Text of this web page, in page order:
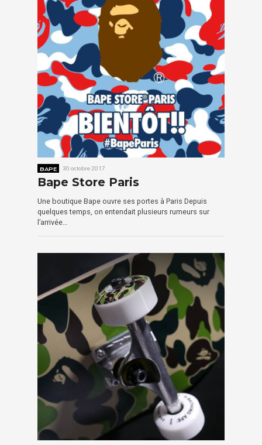
BAPE 30 octobre 2017
Bape Store Paris
Une boutique Bape ouvre ses portes à Paris Depuis
quelques temps, on entendait plusieurs rumeurs sur
l’arrivée…